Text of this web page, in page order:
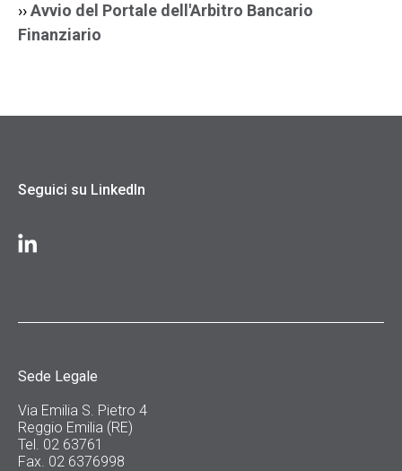
››Avvio del Portale dell'Arbitro Bancario
Finanziario
Seguici su LinkedIn
Sede Legale
Via Emilia S. Pietro 4
Reggio Emilia (RE)
Tel. 02 63761
Fax. 02 6376998